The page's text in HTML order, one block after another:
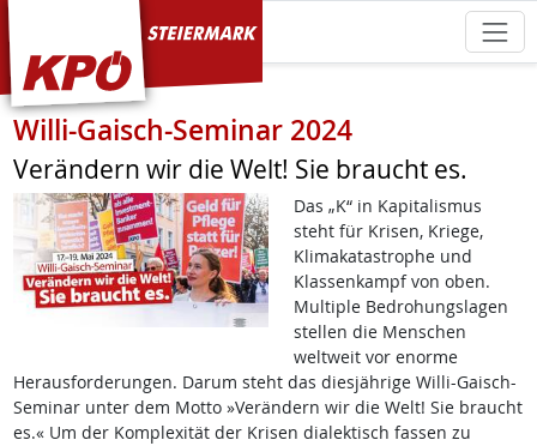
KPÖ Steiermark
Willi-Gaisch-Seminar 2024
Verändern wir die Welt! Sie braucht es.
Das „K“ in Kapitalismus
steht für Krisen, Kriege,
Klimakatastrophe und
Klassenkampf von oben.
Multiple Bedrohungslagen
stellen die Menschen
weltweit vor enorme
Herausforderungen. Darum steht das diesjährige Willi-Gaisch-
Seminar unter dem Motto »Verändern wir die Welt! Sie braucht
es.« Um der Komplexität der Krisen dialektisch fassen zu